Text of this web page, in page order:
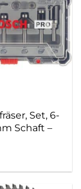
Set, 6-
Schaft –